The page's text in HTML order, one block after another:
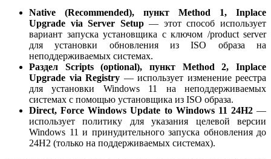
Native (Recommended), пункт Method 1, Inplace
Upgrade via Server Setup— этот способ использует
вариант запуска установщика с ключом /product server
для установки обновления из ISO образа на
неподдерживаемых системах.
Раздел Scripts (optional), пункт Method 2, Inplace
Upgrade via Registry — использует изменение реестра
для установки Windows 11 на неподдерживаемых
системах с помощью установщика из ISO образа.
Direct, Force Windows Update to Windows 11 24H2—
использует политику для указания целевой версии
Windows 11 и принудительного запуска обновления до
24H2 (только на поддерживаемых системах).